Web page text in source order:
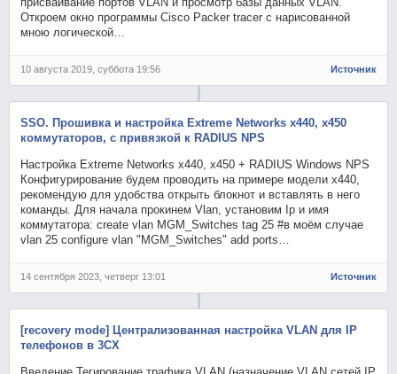
Откроем окно программы Cisco Packer tracer с нарисованной
мною логической…
10 августа 2019, суббота 19:56 Источник
SSO. Прошивка и настройка Extreme Networks x440, x450
коммутаторов, с привязкой к RADIUS NPS
Настройка Extreme Networks x440, x450 + RADIUS Windows NPS
Конфигурирование будем проводить на примере модели x440,
рекомендую для удобства открыть блокнот и вставлять в него
команды. Для начала прокинем Vlan, установим Ip и имя
коммутатора: create vlan MGM_Switches tag 25 #в моём случае
vlan 25 configure vlan "MGM_Switches" add ports…
14 сентября 2023, четверг 13:01 Источник
[recovery mode] Централизованная настройка VLAN для IP
телефонов в 3CX